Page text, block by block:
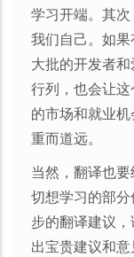
学习开端。其
我们自己。如
大批的开发者
行列，也会让
的市场和就业
重而道远。
当然，翻译也
切想学习的部
步的翻译建议
出宝贵建议和意